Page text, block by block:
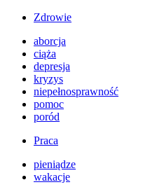
Zdrowie
aborcja
ciąża
depresja
kryzys
niepełnosprawność
pomoc
poród
Praca
pieniądze
wakacje